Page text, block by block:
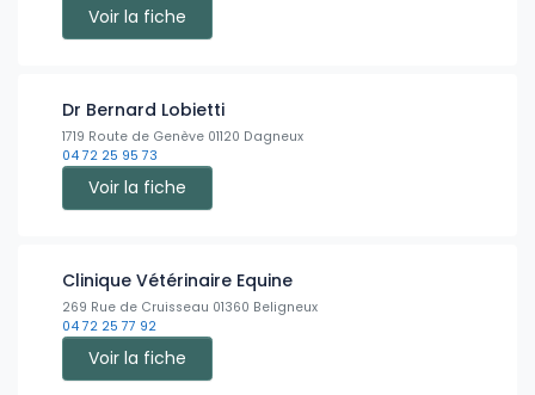
Voir la fiche
Dr Bernard Lobietti
1719 Route de Genève 01120 Dagneux
04 72 25 95 73
Voir la fiche
Clinique Vétérinaire Equine
269 Rue de Cruisseau 01360 Beligneux
04 72 25 77 92
Voir la fiche